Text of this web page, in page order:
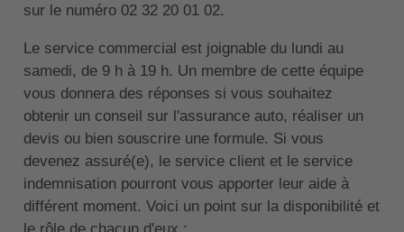
sur le numéro 02 32 20 01 02.
Le service commercial est joignable du lundi au
samedi, de 9 h à 19 h. Un membre de cette équipe
vous donnera des réponses si vous souhaitez
obtenir un conseil sur l'assurance auto, réaliser un
devis ou bien souscrire une formule. Si vous
devenez assuré(e), le service client et le service
indemnisation pourront vous apporter leur aide à
différent moment. Voici un point sur la disponibilité et
le rôle de chacun d'eux :